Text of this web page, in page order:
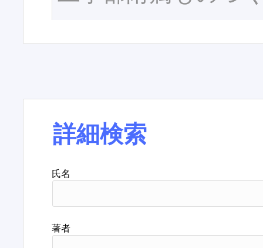
詳細検索
氏名
著者